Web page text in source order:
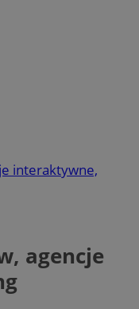
interaktywne,
agencje